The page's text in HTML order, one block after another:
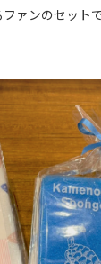
ファンのセット